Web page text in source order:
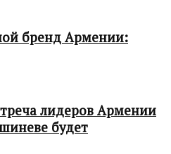
бренд Армении:
лидеров Армении
будет